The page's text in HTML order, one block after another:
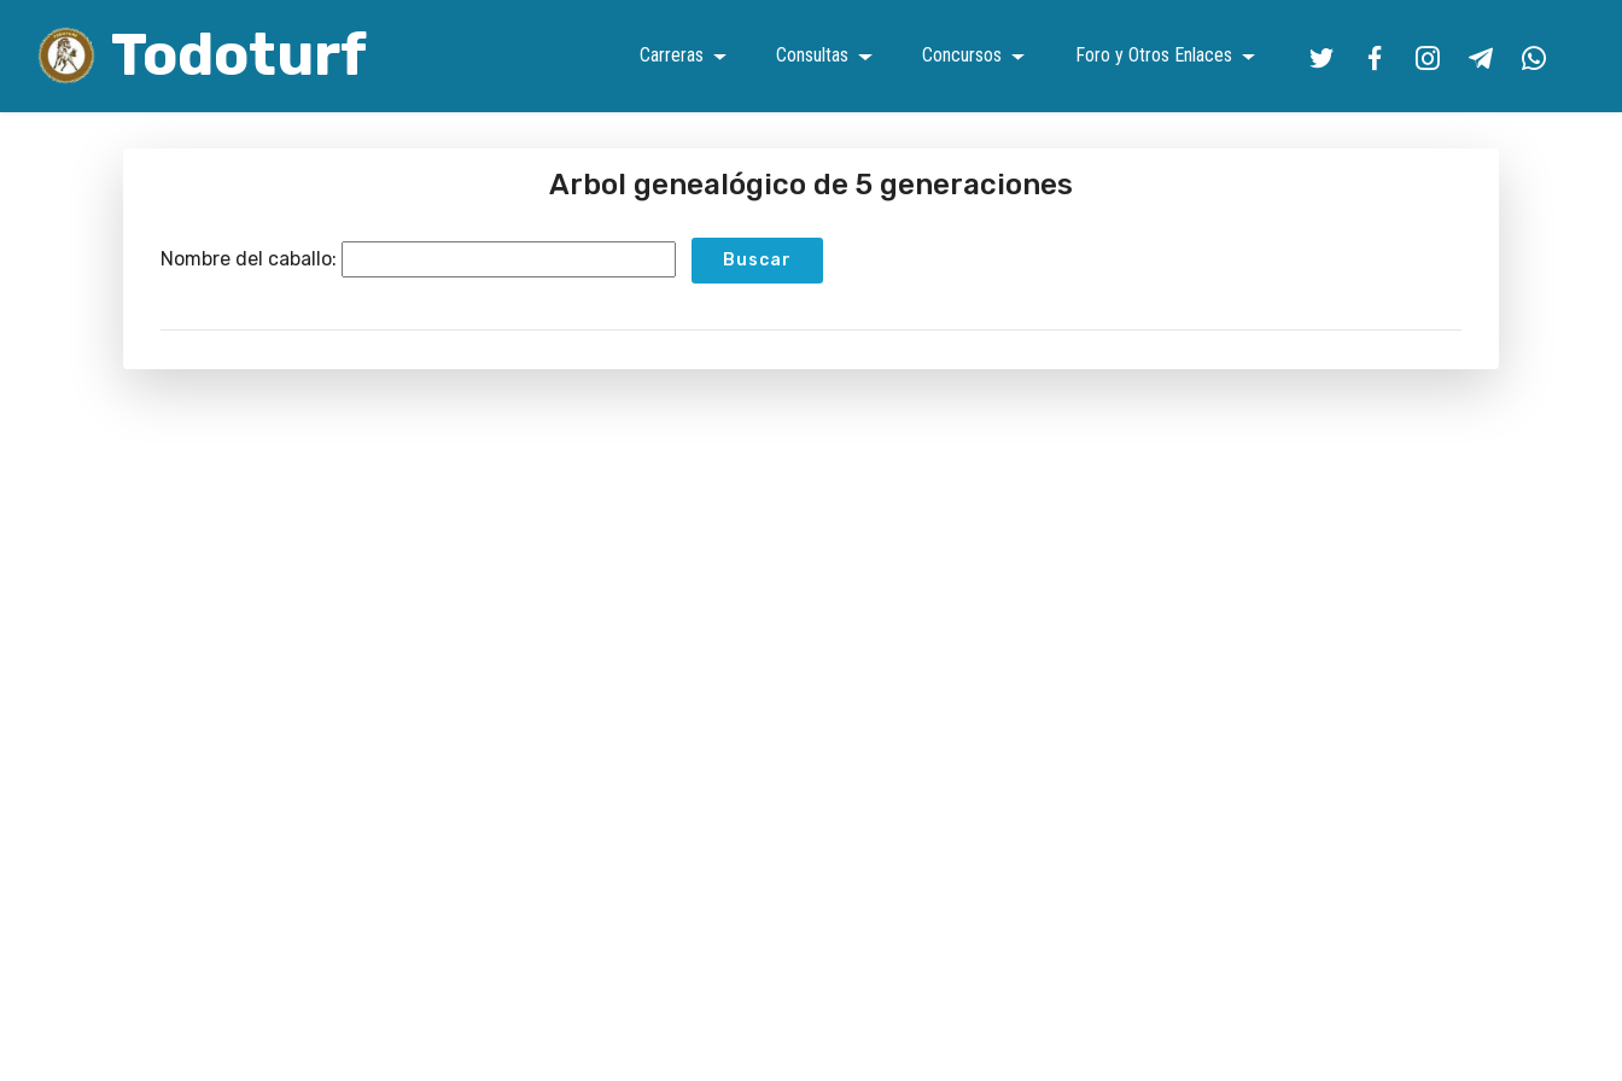
Todoturf Carreras Consultas Concursos Foro y Otros Enlaces
Arbol genealógico de 5 generaciones
Nombre del caballo: